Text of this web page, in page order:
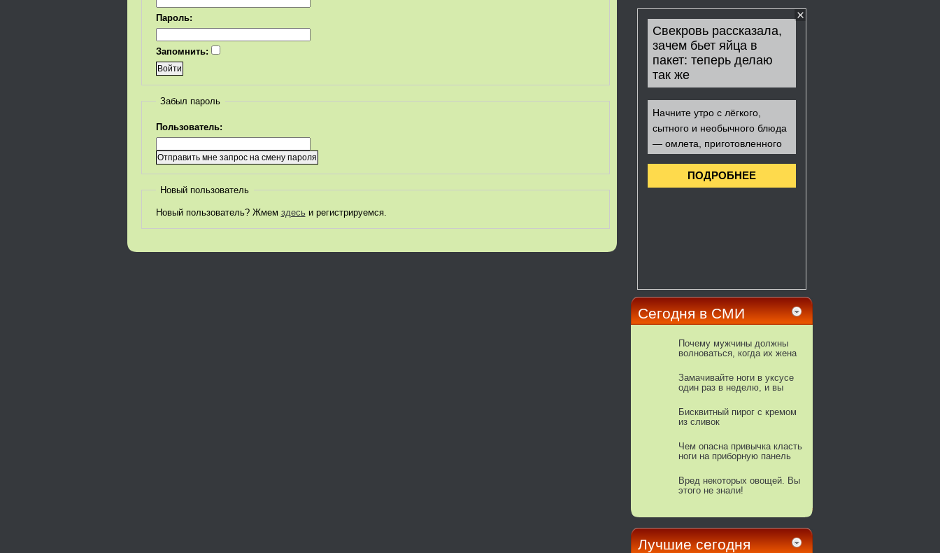
Пароль:
Запомнить:
Забыл пароль
Пользователь:
Новый пользователь
Новый пользователь? Жмем здесьи регистрируемся.
Сегодня в СМИ
Почему мужчины должны
волноваться, когда их жена
Замачивайте ноги в уксусе
один раз в неделю, и вы
ваши болезни
Бисквитный пирог с кремом
из сливок
Чем опасна привычка класть
ноги на приборную панель
Вред некоторых овощей. Вы
этого не знали!
Лучшие сегодня